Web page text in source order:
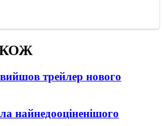
трейлер нового
найнедооціненішого